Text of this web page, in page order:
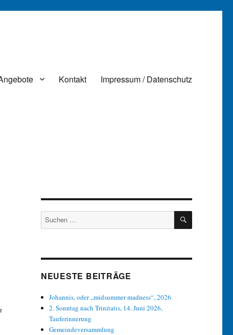
Kontakt Impressum / Datenschutz
Suchen
nach:
SUCHEN
NEUESTE BEITRÄGE
Johannis, oder „midsummer madness“, 2026
2. Sonntag nach Trinitatis, 14. Juni 2026,
Tauferinnerung
Gemeindeversammlung